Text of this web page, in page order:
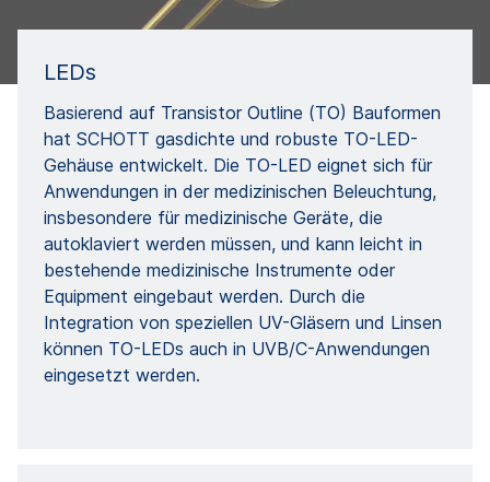
LEDs
Basierend auf Transistor Outline (TO) Bauformen
hat SCHOTT gasdichte und robuste TO-LED-
Gehäuse entwickelt. Die TO-LED eignet sich für
Anwendungen in der medizinischen Beleuchtung,
insbesondere für medizinische Geräte, die
autoklaviert werden müssen, und kann leicht in
bestehende medizinische Instrumente oder
Equipment eingebaut werden. Durch die
Integration von speziellen UV-Gläsern und Linsen
können TO-LEDs auch in UVB/C-Anwendungen
eingesetzt werden.